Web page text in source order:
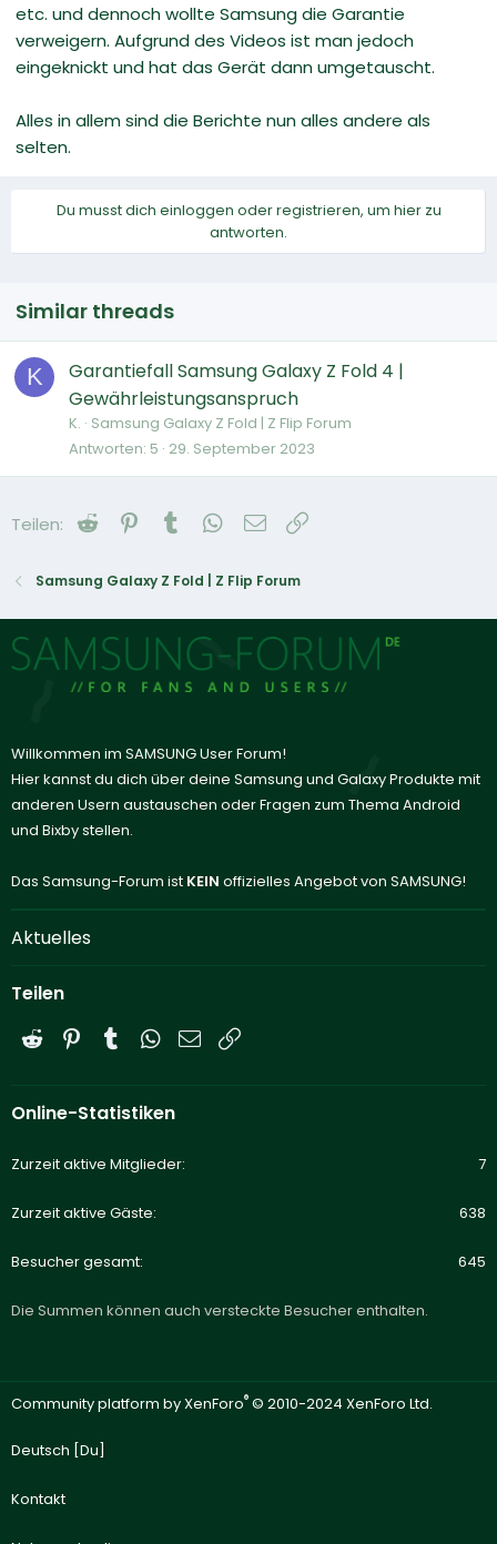
etc. und dennoch wollte Samsung die Garantie
verweigern. Aufgrund des Videos ist man jedoch
eingeknickt und hat das Gerät dann umgetauscht.
Alles in allem sind die Berichte nun alles andere als
selten.
Du musst dich einloggen oder registrieren, um hier zu
antworten.
Similar threads
K
Garantiefall Samsung Galaxy Z Fold 4 |
Gewährleistungsanspruch
K. Samsung Galaxy Z Fold | Z Flip Forum
Antworten 5 29. September 2023
Teilen: Reddit Pinterest
Tumblr WhatsApp
E-Mail
Samsung Galaxy Z Fold | Z Flip Forum
Willkommen im SAMSUNG User Forum!
Hier kannst du dich über deine Samsung und Galaxy Produkte mit
anderen Usern austauschen oder Fragen zum Thema Android
und Bixby stellen.
Das Samsung-Forum ist KEIN offizielles Angebot von SAMSUNG!
Aktuelles
Teilen
Reddit PinterestTumblrWhatsApp
E-Mail
Online-Statistiken
Zurzeit aktive Mitglieder 7
Zurzeit aktive Gäste 638
Besucher gesamt 645
Die Summen können auch versteckte Besucher enthalten.
Community platform by XenForo® © 2010-2024 XenForo Ltd.
Deutsch [Du]
Kontakt